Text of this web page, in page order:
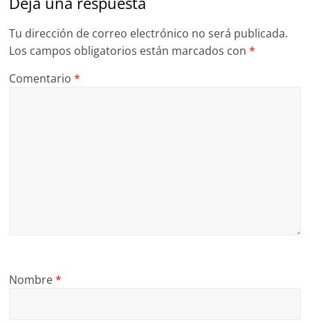
Tu dirección de correo electrónico no será publicada.
Los campos obligatorios están marcados con*
Comentario*
Nombre*